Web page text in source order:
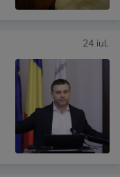
24 iul.